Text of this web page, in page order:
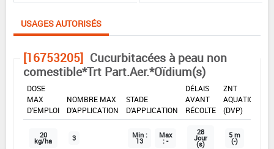
USAGES AUTORISÉS
[16753205] Cucurbitacées à peau non
comestible*Trt Part.Aer.*Oïdium(s)
DOSE
MAX
D'EMPLOI
NOMBRE MAX
D'APPLICATION
STADE
D'APPLICATION
DÉLAIS
AVANT
RÉCOLTE
ZNT
AQUATIQUE
(DVP)
20
kg/ha 3 Min :
13
Max
: -
28
Jour
(s)
5 m
(-)